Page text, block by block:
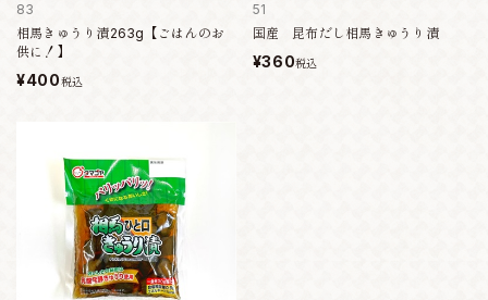
83
相馬きゅうり漬263g【ごはんのお
供に！】
¥400税込
51
国産 昆布だし相馬きゅうり漬
¥360税込